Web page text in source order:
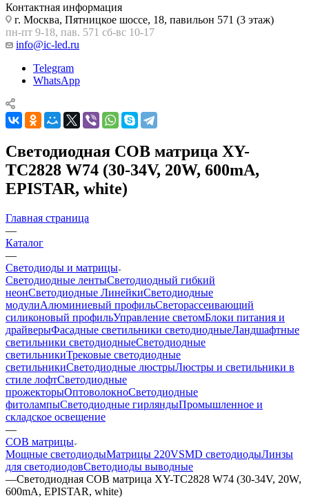
Контактная информация
г. Москва, Пятницкое шоссе, 18, павильон 571 (3 этаж)
пн-пт 9-18, пав. 571 сб-вс 10-17
info@ic-led.ru
Telegram
WhatsApp
Светодиодная COB матрица XY-
TC2828 W74 (30-34V, 20W, 600mA,
EPISTAR, white)
Главная страница
—
Каталог
—
Светодиоды и матрицы
Светодиодные лентыСветодиодный гибкий
неонСветодиодные ЛинейкиСветодиодные
модулиАлюминиевый профильСветорассеивающий
силиконовый профильУправление светомБлоки питания и
драйверыФасадные светильники светодиодныеЛандшафтные
светильники светодиодныеСветодиодные
светильникиТрековые светодиодные
светильникиСветодиодные люстрыЛюстры и светильники в
стиле лофтСветодиодные
прожекторыОптоволокноСветодиодные
фитолампыСветодиодные гирляндыПромышленное и
складское освещение
—
COB матрицы
Мощные светодиодыМатрицы 220VSMD светодиодыЛинзы
для светодиодовСветодиоды выводные
—Светодиодная COB матрица XY-TC2828 W74 (30-34V, 20W,
600mA, EPISTAR, white)